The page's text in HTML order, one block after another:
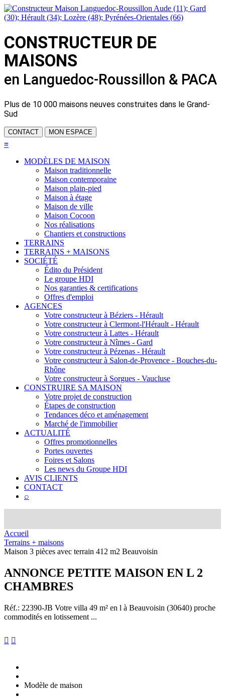
CONSTRUCTEUR DE
MAISONS
en Languedoc-Roussillon & PACA
Plus de 10 000 maisons neuves construites dans le Grand-
Sud
CONTACT MON ESPACE
≡
MODÈLES DE MAISON
Maison traditionnelle
Maison contemporaine
Maison plain-pied
Maison à étage
Maison de ville
Maison Cocoon
Nos réalisations
Chantiers et constructions
TERRAINS
TERRAINS + MAISONS
SOCIÉTÉ
Édito du Président
Le groupe HDI
Nos garanties & certifications
Offres d'emploi
AGENCES
Votre constructeur à Béziers - Hérault
Votre constructeur à Clermont-l'Hérault - Hérault
Votre constructeur à Lattes - Hérault
Votre constructeur à Nîmes - Gard
Votre constructeur à Pézenas - Hérault
Votre constructeur à Salon-de-Provence - Bouches-du-
Rhône
Votre constructeur à Sorgues - Vaucluse
CONSTRUIRE SA MAISON
Votre projet de construction
Étapes de construction
Tendances déco et aménagement
Marché de l'immobilier
ACTUALITÉ
Offres promotionnelles
Portes ouvertes
Foires et Salons
Les news du Groupe HDI
AVIS CLIENTS
CONTACT
⌕
Accueil
Terrains + maisons
Maison 3 pièces avec terrain 412 m2 Beauvoisin
ANNONCE PETITE MAISON EN L 2
CHAMBRES
Réf.: 22390-JB Votre villa 49 m² en l à Beauvoisin (30640) proche
commodités en lotissement ...
 
Modèle de maison